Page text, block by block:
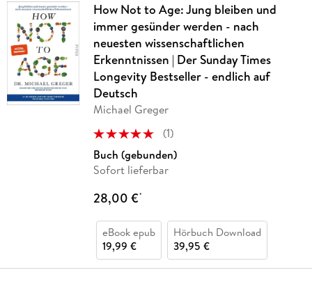
How Not to Age: Jung bleiben und
immer gesünder werden - nach
neuesten wissenschaftlichen
Erkenntnissen | Der Sunday Times
Longevity Bestseller - endlich auf
Deutsch
Michael Greger
(1)
Buch (gebunden)
Sofort lieferbar
28,00 €*
eBook epub
19,99 €
Hörbuch Download
39,95 €